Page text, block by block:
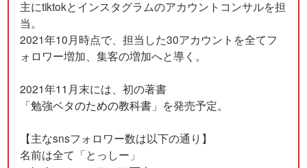
主にtiktokとインスタグラムのアカウントコンサルを担
当。
2021年10月時点で、担当した30アカウントを全てフ
ォロワー増加、集客の増加へと導く。
2021年11月末には、初の著書
「勉強ベタのための教科書 」を発売予定。
【主なsnsフォロワー数は以下の通り】
名前は全て「とっしー」